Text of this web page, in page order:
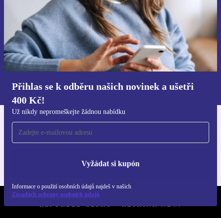
Přihlas se k odběru našich novinek a ušetři
400 Kč!
Už nikdy nepromeškejte žádnou nabídku
Vyžádat si kupón
Informace o použití osobních údajů najdeš v našich
Zásadách ochrany osobních údajů
Už nikdy nepromeškej žádnou nabídku.
Chci voucher
Zásadách ochrany osobních údajů.
REFURBED ČESKO - RETHINK NEW.